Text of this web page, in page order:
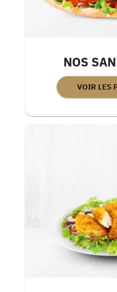
NOS
VOIR LES